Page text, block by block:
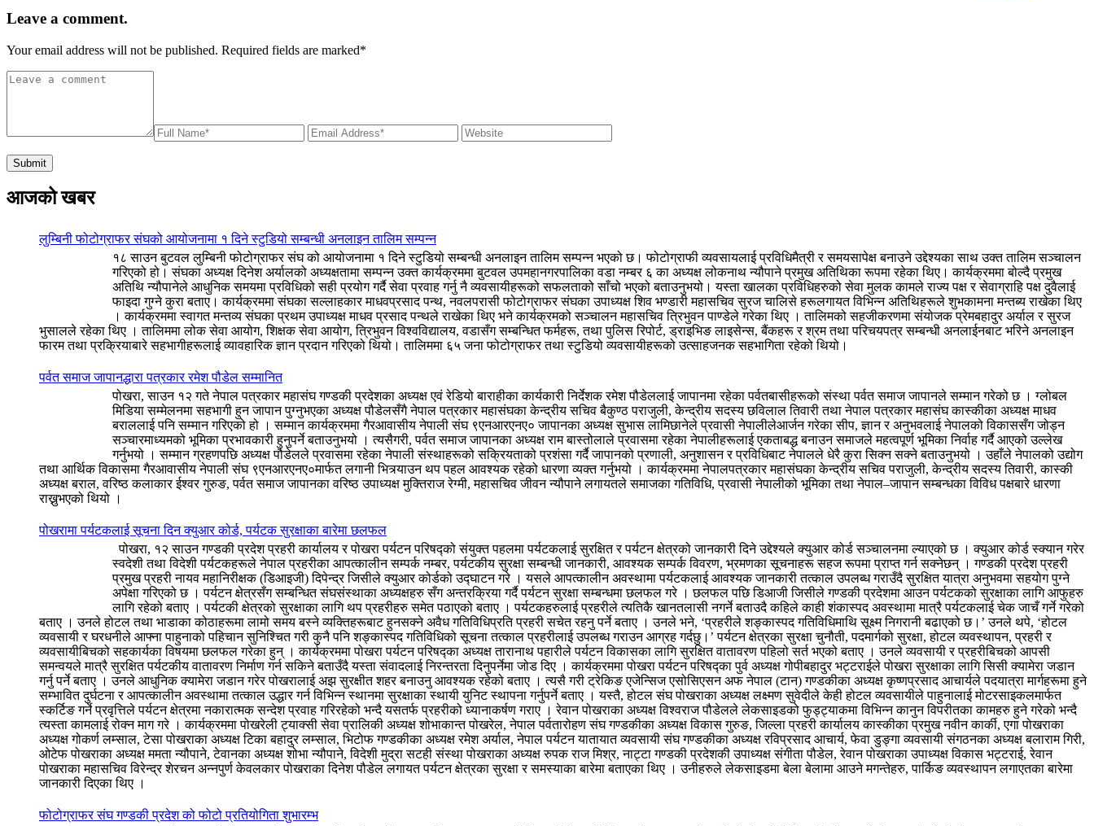
Leave a comment.
Your email address will not be published. Required fields are marked*
आजको खबर
लुम्बिनी फोटोग्राफर संघको आयोजनामा १ दिने स्टुडियो सम्बन्धी अनलाइन तालिम सम्पन्न
१८ साउन बुटवल लुम्बिनी फोटोग्राफर संघ को आयोजनामा १ दिने स्टुडियो सम्बन्धी अनलाइन तालिम सम्पन्न भएको छ। फोटोग्राफी व्यवसायलाई प्रविधिमैत्री र समयसापेक्ष बनाउने उद्देश्यका साथ उक्त तालिम सञ्चालन
गरिएको हो। संघका अध्यक्ष दिनेश अर्यालको अध्यक्षतामा सम्पन्न उक्त कार्यक्रममा बुटवल उपमहानगरपालिका वडा नम्बर ६ का अध्यक्ष लोकनाथ न्यौपाने प्रमुख अतिथिका रूपमा रहेका थिए। कार्यक्रममा बोल्दै प्रमुख
अतिथि न्यौपानेले आधुनिक समयमा प्रविधिको सही प्रयोग गर्दै सेवा प्रवाह गर्नु नै व्यवसायीहरूको सफलताको साँचो भएको बताउनुभयो। यस्ता खालका प्रविधिहरुको सेवा मुलक कामले राज्य पक्ष र सेवाग्राहि पक्ष दुवैलाई
फाइदा गुग्ने कुरा बताए। कार्यक्रममा संघका सल्लाहकार माधवप्रसाद पन्थ, नवलपरासी फोटोग्राफर संघका उपाध्यक्ष शिव भण्डारी महासचिव सुरज चालिसे हरूलगायत विभिन्न अतिथिहरूले शुभकामना मन्तब्य राखेका थिए
। कार्यक्रममा स्वागत मन्तव्य संघका प्रथम उपाध्यक्ष माधव प्रसाद पन्थले राखेका थिए भने कार्यक्रमको सञ्चालन महासचिव त्रिभुवन पाण्डेले गरेका थिए । तालिमको सहजीकरणमा संयोजक प्रेमबहादुर अर्याल र सुरज
भुसालले रहेका थिए । तालिममा लोक सेवा आयोग, शिक्षक सेवा आयोग, त्रिभुवन विश्वविद्यालय, वडासँग सम्बन्धित फर्महरू, तथा पुलिस रिपोर्ट, ड्राइभिङ लाइसेन्स, बैंकहरू र श्रम तथा परिचयपत्र सम्बन्धी अनलाईनबाट भरिने अनलाइन
फारम तथा प्रक्रियाबारे सहभागीहरूलाई व्यावहारिक ज्ञान प्रदान गरिएको थियो। तालिममा ६५ जना फोटोग्राफर तथा स्टुडियो व्यवसायीहरूको उत्साहजनक सहभागिता रहेको थियो।
पर्वत समाज जापानद्धारा पत्रकार रमेश पौडेल सम्मानित
पोखरा, साउन १२ गते नेपाल पत्रकार महासंघ गण्डकी प्रदेशका अध्यक्ष एवं रेडियो बाराहीका कार्यकारी निर्देशक रमेश पौडेललाई जापानमा रहेका पर्वतबासीहरूको संस्था पर्वत समाज जापानले सम्मान गरेको छ । ग्लोबल
मिडिया सम्मेलनमा सहभागी हुन जापान पुग्नुभएका अध्यक्ष पौडेलसँगै नेपाल पत्रकार महासंघका केन्द्रीय सचिव बैकुण्ठ पराजुली, केन्द्रीय सदस्य छविलाल तिवारी तथा नेपाल पत्रकार महासंघ कास्कीका अध्यक्ष माधव
बराललाई पनि सम्मान गरिएको हो । सम्मान कार्यक्रममा गैरआवासीय नेपाली संघ ९एनआरएनए० जापानका अध्यक्ष सुभास लामिछानेले प्रवासी नेपालीलेआर्जन गरेका सीप, ज्ञान र अनुभवलाई नेपालको विकाससँग जोड्न
सञ्चारमाध्यमको भूमिका प्रभावकारी हुनुपर्ने बताउनुभयो । त्यसैगरी, पर्वत समाज जापानका अध्यक्ष राम बास्तोलाले प्रवासमा रहेका नेपालीहरूलाई एकताबद्ध बनाउन समाजले महत्वपूर्ण भूमिका निर्वाह गर्दै आएको उल्लेख
गर्नुभयो । सम्मान ग्रहणपछि अध्यक्ष पौडेलले प्रवासमा रहेका नेपाली संस्थाहरूको सक्रियताको प्रशंसा गर्दै जापानको प्रणाली, अनुशासन र प्रविधिबाट नेपालले धेरै कुरा सिक्न सक्ने बताउनुभयो । उहाँले नेपालको उद्योग
तथा आर्थिक विकासमा गैरआवासीय नेपाली संघ ९एनआरएनए०मार्फत लगानी भित्र्याउन थप पहल आवश्यक रहेको धारणा व्यक्त गर्नुभयो । कार्यक्रममा नेपालपत्रकार महासंघका केन्द्रीय सचिव पराजुली, केन्द्रीय सदस्य तिवारी, कास्की
अध्यक्ष बराल, वरिष्ठ कलाकार ईश्वर गुरुङ, पर्वत समाज जापानका वरिष्ठ उपाध्यक्ष मुक्तिराज रेग्मी, महासचिव जीवन न्यौपाने लगायतले समाजका गतिविधि, प्रवासी नेपालीको भूमिका तथा नेपाल–जापान सम्बन्धका विविध पक्षबारे धारणा
राख्नुभएको थियो ।
पोखरामा पर्यटकलाई सूचना दिन क्युआर कोर्ड, पर्यटक सुरक्षाका बारेमा छलफल
पोखरा, १२ साउन गण्डकी प्रदेश प्रहरी कार्यालय र पोखरा पर्यटन परिषद्को संयुक्त पहलमा पर्यटकलाई सुरक्षित र पर्यटन क्षेत्रको जानकारी दिने उद्देश्यले क्युआर कोर्ड सञ्चालनमा ल्याएको छ । क्युआर कोर्ड स्क्यान गरेर
स्वदेशी तथा विदेशी पर्यटकहरूले नेपाल प्रहरीका आपत्कालीन सम्पर्क नम्बर, पर्यटकीय सुरक्षा सम्बन्धी जानकारी, आवश्यक सम्पर्क विवरण, भ्रमणका सूचनाहरू सहज रूपमा प्राप्त गर्न सक्नेछन् । गण्डकी प्रदेश प्रहरी
प्रमुख प्रहरी नायव महानिरीक्षक (डिआइजी) दिपेन्द्र जिसीले क्युआर कोर्डको उद्घाटन गरे । यसले आपत्कालीन अवस्थामा पर्यटकलाई आवश्यक जानकारी तत्काल उपलब्ध गराउँदै सुरक्षित यात्रा अनुभवमा सहयोग पुग्ने
अपेक्षा गरिएको छ । पर्यटन क्षेत्रसँग सम्बन्धित संघसंस्थाका अध्यक्षहरु सँग अन्तरक्रिया गर्दै पर्यटन सुरक्षा सम्बन्धमा छलफल गरे । छलफल पछि डिआजी जिसीले गण्डकी प्रदेशमा आउन पर्यटकको सुरक्षाका लागि आफुहरु
लागि रहेको बताए । पर्यटकी क्षेत्रको सुरक्षाका लागि थप प्रहरीहरु समेत पठाएको बताए । पर्यटकहरुलाई प्रहरीले त्यतिकै खानतलासी नगर्ने बताउदै कहिले काही शंकास्पद अवस्थामा मात्रै पर्यटकलाई चेक जाचँ गर्ने गरेको
बताए । उनले होटल तथा भाडाका कोठाहरूमा लामो समय बस्ने व्यक्तिहरूबाट हुनसक्ने अवैध गतिविधिप्रति प्रहरी सचेत रहनु पर्ने बताए । उनले भने, ‘प्रहरीले शङ्कास्पद गतिविधिमाथि सूक्ष्म निगरानी बढाएको छ।’ उनले थपे, ‘होटल
व्यवसायी र घरधनीले आफ्ना पाहुनाको पहिचान सुनिश्चित गरी कुनै पनि शङ्कास्पद गतिविधिको सूचना तत्काल प्रहरीलाई उपलब्ध गराउन आग्रह गर्दछु।’ पर्यटन क्षेत्रका सुरक्षा चुनौती, पदमार्गको सुरक्षा, होटल व्यवस्थापन, प्रहरी र
व्यवसायीबिचको सहकार्यका विषयमा छलफल गरेका हुन् । कार्यक्रममा पोखरा पर्यटन परिषद्का अध्यक्ष तारानाथ पहारीले पर्यटन विकासका लागि सुरक्षित वातावरण पहिलो सर्त भएको बताए । उनले व्यवसायी र प्रहरीबिचको आपसी
समन्वयले मात्रै सुरक्षित पर्यटकीय वातावरण निर्माण गर्न सकिने बताउँदै यस्ता संवादलाई निरन्तरता दिनुपर्नेमा जोड दिए । कार्यक्रममा पोखरा पर्यटन परिषद्का पुर्व अध्यक्ष गोपीबहादुर भट्टराईले पोखरा सुरक्षाका लागि सिसी क्यामेरा जडान
गर्नु पर्ने बताए । उनले आधुनिक क्यामेरा जडान गरेर पोखरालाई अझ सुरक्षीत शहर बनाउनु आवश्यक रहेको बताए । त्यसै गरी ट्रेकिङ एजेन्सिज एसोसिएसन अफ नेपाल (टान) गण्डकीका अध्यक्ष कृष्णप्रसाद आचार्यले पदयात्रा मार्गहरूमा हुने
सम्भावित दुर्घटना र आपत्कालीन अवस्थामा तत्काल उद्धार गर्न विभिन्न स्थानमा सुरक्षाका स्थायी युनिट स्थापना गर्नुपर्ने बताए । यस्तै, होटल संघ पोखराका अध्यक्ष लक्ष्मण सुवेदीले केही होटल व्यवसायीले पाहुनालाई मोटरसाइकलमार्फत
स्कर्टिङ गर्ने प्रवृत्तिले पर्यटन क्षेत्रमा नकारात्मक सन्देश प्रवाह गरिरहेको भन्दै यसतर्फ प्रहरीको ध्यानाकर्षण गराए । रेवान पोखराका अध्यक्ष विश्वराज पौडेलले लेकसाइडको फुड्ट्याकमा विभिन्न कानुन विपरीतका कामहरु हुने गरेको भन्दै
त्यस्ता कामलाई रोक्न माग गरे । कार्यक्रममा पोखरेली ट्याक्सी सेवा प्रालिकी अध्यक्ष शोभाकान्त पोखरेल, नेपाल पर्वतारोहण संघ गण्डकीका अध्यक्ष विकास गुरुङ, जिल्ला प्रहरी कार्यालय कास्कीका प्रमुख नवीन कार्की, एगा पोखराका
अध्यक्ष गोकर्ण लम्साल, टेसा पोखराका अध्यक्ष टिका बहादुर लम्साल, भिटोफ गण्डकीका अध्यक्ष रमेश अर्याल, नेपाल पर्यटन यातायात व्यवसायी संघ गण्डकीका अध्यक्ष रविप्रसाद आचार्य, फेवा डुङ्गा व्यवसायी संगठनका अध्यक्ष बलाराम गिरी,
ओटेफ पोखराका अध्यक्ष ममता न्यौपाने, टेवानका अध्यक्ष शोभा न्यौपाने, विदेशी मुद्रा सटही संस्था पोखराका अध्यक्ष रुपक राज मिश्र, नाट्टा गण्डकी प्रदेशकी उपाध्यक्ष संगीता पौडेल, रेवान पोखराका उपाध्यक्ष विकास भट्टराई, रेवान
पोखराका महासचिव विरेन्द्र शेरचन अन्नपुर्ण केवलकार पोखराका दिनेश पौडेल लगायत पर्यटन क्षेत्रका सुरक्षा र समस्याका बारेमा बताएका थिए । उनीहरुले लेकसाइडमा बेला बेलामा आउने मगन्तेहरु, पार्किङ व्यवस्थापन लगाएतका बारेमा
जानकारी दिएका थिए ।
फोटोग्राफर संघ गण्डकी प्रदेश को फोटो प्रतियोगिता शुभारम्भ